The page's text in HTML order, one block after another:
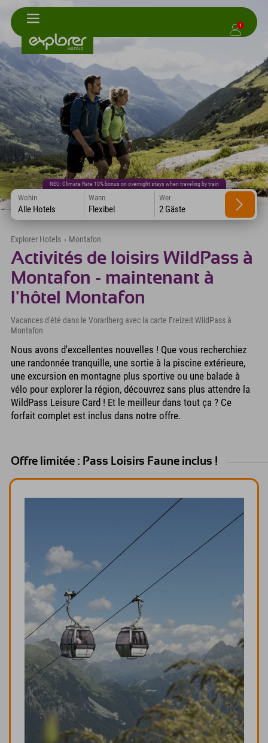
1
NEU: Climate Rate 10% bonus on overnight stays when traveling by train
Wohin
Alle Hotels
Wann
Flexibel
Wer
2 Gäste
Explorer Hotels › Montafon
Activités de loisirs WildPass à
Montafon - maintenant à
l'hôtel Montafon
Vacances d'été dans le Vorarlberg avec la carte Freizeit WildPass à
Montafon
Nous avons d'excellentes nouvelles ! Que vous recherchiez
une randonnée tranquille, une sortie à la piscine extérieure,
une excursion en montagne plus sportive ou une balade à
vélo pour explorer la région, découvrez sans plus attendre la
WildPass Leisure Card ! Et le meilleur dans tout ça ? Ce
forfait complet est inclus dans notre offre.
Offre limitée : Pass Loisirs Faune inclus !